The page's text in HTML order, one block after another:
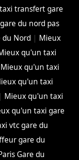
transfert gare
du nord pas
du Nord | Mieux
qu'un taxi
Mieux qu'un taxi
qu'un taxi
Mieux qu'un taxi
qu'un taxi gare
vtc gare du
gare du
Gare du